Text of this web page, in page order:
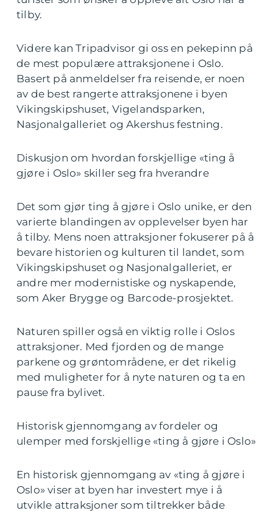
tilby.
Videre kan Tripadvisor gi oss en pekepinn på
de mest populære attraksjonene i Oslo.
Basert på anmeldelser fra reisende, er noen
av de best rangerte attraksjonene i byen
Vikingskipshuset, Vigelandsparken,
Nasjonalgalleriet og Akershus festning.
Diskusjon om hvordan forskjellige «ting å
gjøre i Oslo» skiller seg fra hverandre
Det som gjør ting å gjøre i Oslo unike, er den
varierte blandingen av opplevelser byen har
å tilby. Mens noen attraksjoner fokuserer på å
bevare historien og kulturen til landet, som
Vikingskipshuset og Nasjonalgalleriet, er
andre mer modernistiske og nyskapende,
som Aker Brygge og Barcode-prosjektet.
Naturen spiller også en viktig rolle i Oslos
attraksjoner. Med fjorden og de mange
parkene og grøntområdene, er det rikelig
med muligheter for å nyte naturen og ta en
pause fra bylivet.
Historisk gjennomgang av fordeler og
ulemper med forskjellige «ting å gjøre i Oslo»
En historisk gjennomgang av «ting å gjøre i
Oslo» viser at byen har investert mye i å
utvikle attraksjoner som tiltrekker både